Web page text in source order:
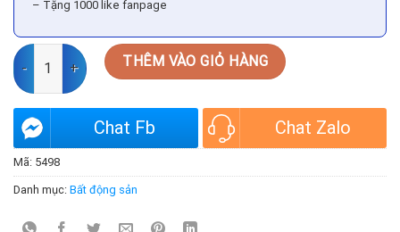
– Tặng 1000 like fanpage
Web bất động sản Virgo số lượng
THÊM VÀO GIỎ HÀNG
Chat Fb Chat Zalo
Mã: 5498
Danh mục: Bất động sản